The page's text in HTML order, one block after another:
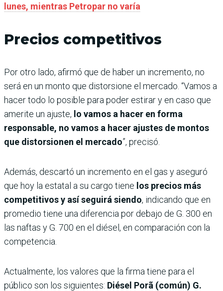
lunes, mientras Petropar no varía
Precios competitivos
Por otro lado, afirmó que de haber un incremento, no
será en un monto que distorsione el mercado. “Vamos a
hacer todo lo posible para poder estirar y en caso que
amerite un ajuste, lo vamos a hacer en forma
responsable, no vamos a hacer ajustes de montos
que distorsionen el mercado”, precisó.
Además, descartó un incremento en el gas y aseguró
que hoy la estatal a su cargo tiene los precios más
competitivos y así seguirá siendo, indicando que en
promedio tiene una diferencia por debajo de G. 300 en
las naftas y G. 700 en el diésel, en comparación con la
competencia.
Actualmente, los valores que la firma tiene para el
público son los siguientes: Diésel Porã (común) G.